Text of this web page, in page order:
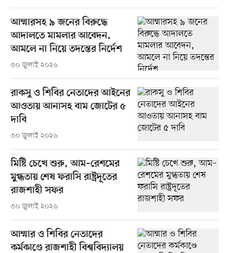
আম্মারসহ ৯ জনের বিরুদ্ধে
আদালতে মামলার আবেদন,
আমলে না নিয়ে তদন্তের নির্দেশ
৩০ জুলাই ২০২৬
রাকসু ও শিবির নেতাদের আইনের
আওতায় আনাসহ বাম জোটের ৫
দাবি
৩০ জুলাই ২০২৬
মিষ্টি চেখে শুরু, আম–রেশমের
মুগ্ধতায় শেষ ফরাসি রাষ্ট্রদূতের
রাজশাহী সফর
৩০ জুলাই ২০২৬
আম্মার ও শিবির নেতাদের
কর্মকাণ্ডে রাজশাহী বিশ্ববিদ্যালয়